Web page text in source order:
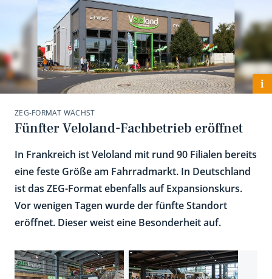
i
ZEG-FORMAT WÄCHST
Fünfter Veloland-Fachbetrieb eröffnet
In Frankreich ist Veloland mit rund 90 Filialen bereits
eine feste Größe am Fahrradmarkt. In Deutschland
ist das ZEG-Format ebenfalls auf Expansionskurs.
Vor wenigen Tagen wurde der fünfte Standort
eröffnet. Dieser weist eine Besonderheit auf.